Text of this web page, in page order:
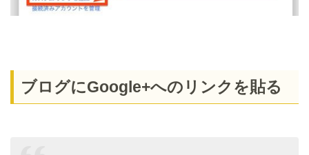
ブログにGoogle+へのリンクを貼る